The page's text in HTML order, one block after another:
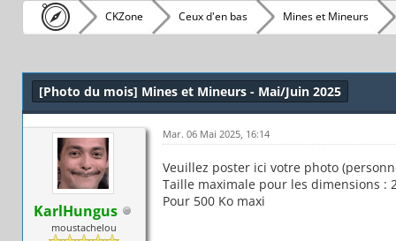
CKZone Ceux d'en bas Mines et Mineurs
[Photo du mois] Mines et Mineurs - Mai/Juin 2025
KarlHungus
moustachelou
Mar. 06 Mai 2025, 16:14
Veuillez poster ici votre photo
Taille maximale pour les dimensions :
Pour 500 Ko maxi